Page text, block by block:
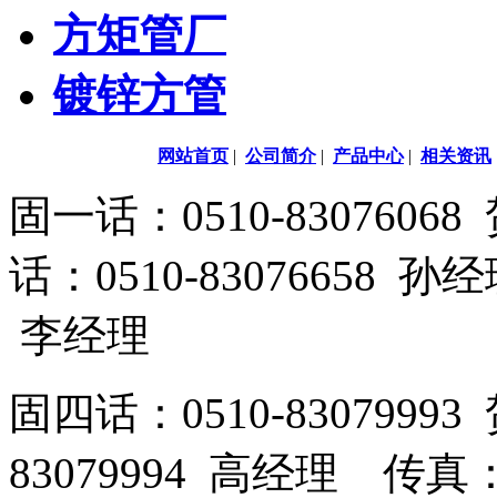
方矩管厂
镀锌方管
网站首页 | 公司简介| 产品中心| 相关资讯
固一话：0510-
话：0510-83076658 孙
李经理
固四话：0510-
83079994 高经理 传真